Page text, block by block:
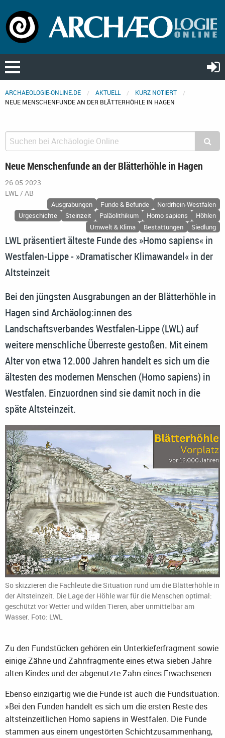
ARCHAEOLOGIE-ONLINE.DE AKTUELL
KURZ NOTIERT
NEUE MENSCHENFUNDE AN DER BLÄTTERHÖHLE IN HAGEN
Neue Menschenfunde an der Blätterhöhle in Hagen
26.05.2023
LWL / AB
Ausgrabungen Funde & Befunde
Nordrhein-Westfalen
Urgeschichte
Steinzeit Paläolithikum Homo sapiens
Höhlen
Umwelt & Klima
Bestattungen Siedlung
LWL präsentiert älteste Funde des »Homo sapiens« in
Westfalen-Lippe - »Dramatischer Klimawandel« in der
Altsteinzeit
Bei den jüngsten Ausgrabungen an der Blätterhöhle in
Hagen sind Archäolog:innen des
Landschaftsverbandes Westfalen-Lippe (LWL) auf
weitere menschliche Überreste gestoßen. Mit einem
Alter von etwa 12.000 Jahren handelt es sich um die
ältesten des modernen Menschen (Homo sapiens) in
Westfalen. Einzuordnen sind sie damit noch in die
späte Altsteinzeit.
So skizzieren die Fachleute die Situation rund um die Blätterhöhle in
der Altsteinzeit. Die Lage der Höhle war für die Menschen optimal:
geschützt vor Wetter und wilden Tieren, aber unmittelbar am
Wasser. Foto: LWL
Zu den Fundstücken gehören ein Unterkieferfragment sowie
einige Zähne und Zahnfragmente eines etwa sieben Jahre
alten Kindes und der abgenutzte Zahn eines Erwachsenen.
Ebenso einzigartig wie die Funde ist auch die Fundsituation:
»Bei den Funden handelt es sich um die ersten Reste des
altsteinzeitlichen Homo sapiens in Westfalen. Die Funde
stammen aus einem ungestörten Schichtzusammenhang,